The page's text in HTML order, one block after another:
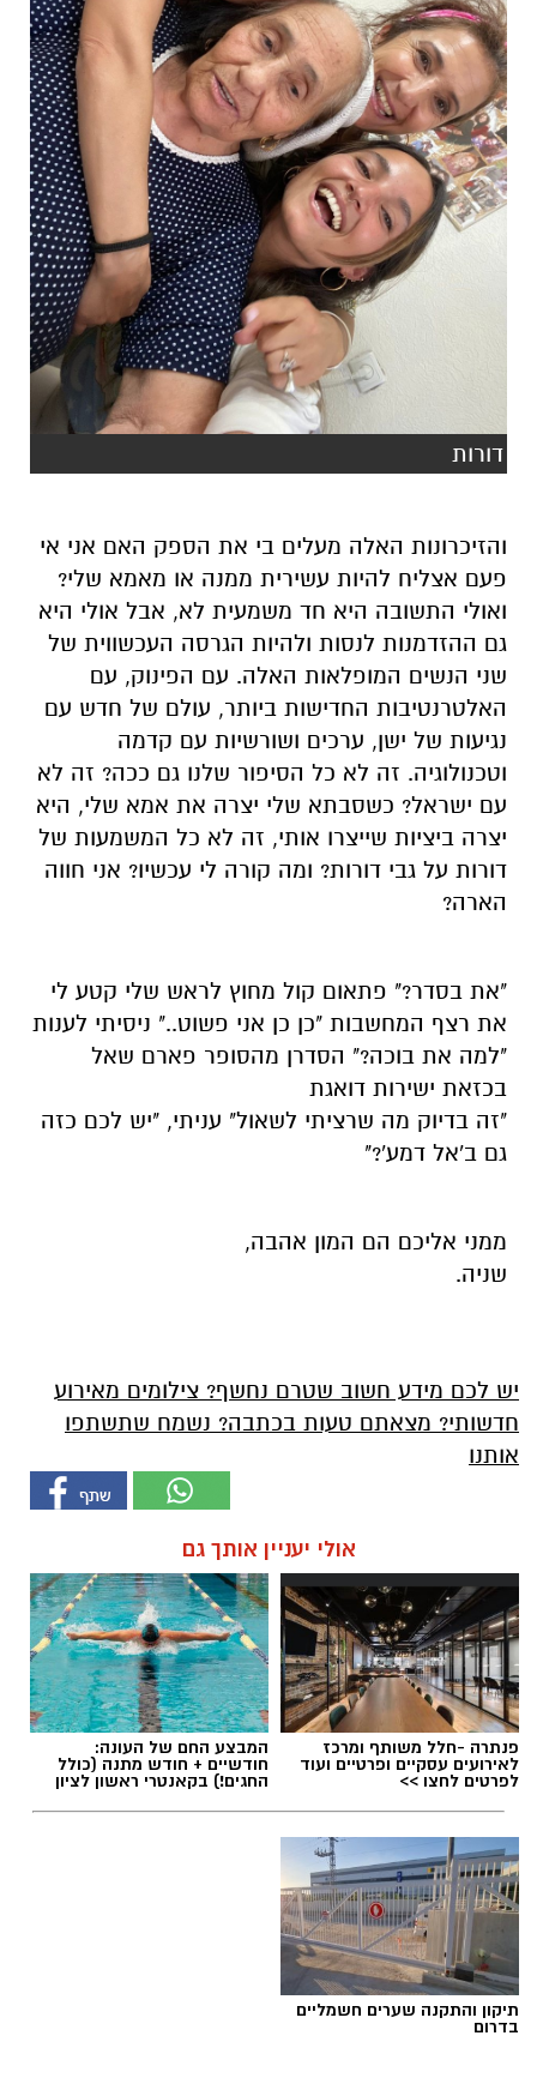
דורות
והזיכרונות האלה מעלים בי את הספק האם אני אי
פעם אצליח להיות עשירית ממנה או מאמא שלי?
ואולי התשובה היא חד משמעית לא, אבל אולי היא
גם ההזדמנות לנסות ולהיות הגרסה העכשווית של
שני הנשים המופלאות האלה. עם הפינוק, עם
האלטרנטיבות החדישות ביותר, עולם של חדש עם
נגיעות של ישן, ערכים ושורשיות עם קדמה
וטכנולוגיה. זה לא כל הסיפור שלנו גם ככה? זה לא
עם ישראל? כשסבתא שלי יצרה את אמא שלי, היא
יצרה ביציות שייצרו אותי, זה לא כל המשמעות של
דורות על גבי דורות? ומה קורה לי עכשיו? אני חווה
הארה?
"את בסדר?" פתאום קול מחוץ לראש שלי קטע לי
את רצף המחשבות "כן כן אני פשוט.." ניסיתי לענות
"למה את בוכה?" הסדרן מהסופר פארם שאל
בכזאת ישירות דואגת
"זה בדיוק מה שרציתי לשאול" עניתי, "יש לכם כזה
גם ב'אל דמע'?"
ממני אליכם הם המון אהבה,
שניה.
יש לכם מידע חשוב שטרם נחשף? צילומים מאירוע
חדשותי? מצאתם טעות בכתבה? נשמח שתשתפו
אותנו
אולי יעניין אותך גם
פנתרה -חלל משותף ומרכז
לאירועים עסקיים ופרטיים ועוד
לפרטים לחצו >>
המבצע החם של העונה:
חודשיים + חודש מתנה (כולל
החגים!) בקאנטרי ראשון לציון
תיקון והתקנה שערים חשמליים
בדרום